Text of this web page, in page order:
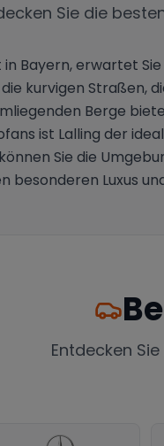
Sie die
Bayern, erwartet
kurvigen Straßen,
Berge
ist Lalling der
Sie die
besonderen Luxus
Entdecken